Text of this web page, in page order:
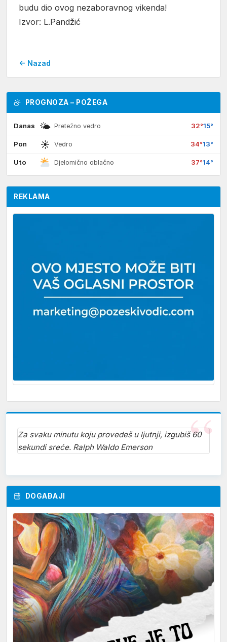
budu dio ovog nezaboravnog vikenda!
Izvor: L.Pandžić
← Nazad
PROGNOZA – POŽEGA
Danas 🌤 Pretežno vedro 32°15°
Pon ☀ Vedro 34°13°
Uto Djelomično oblačno 37°14°
REKLAMA
Za svaku minutu koju provedeš u ljutnji, izgubiš 60
sekundi sreće. Ralph Waldo Emerson
DOGAĐAJI